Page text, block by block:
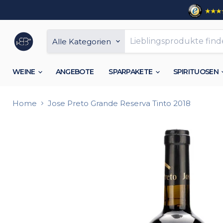
Alle Kategorien
WEINE ANGEBOTE SPARPAKETE SPIRITUOSEN
Home Jose Preto Grande Reserva Tinto 2018